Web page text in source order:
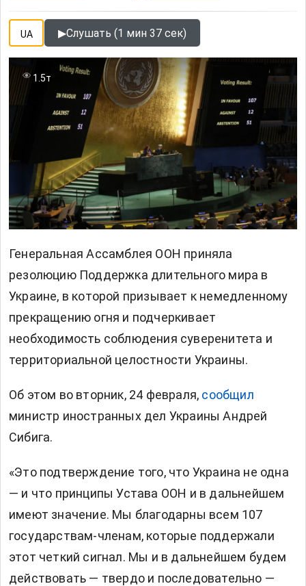
UA ▶Слушать (1 мин 37 сек)
1.5т
Генеральная Ассамблея ООН приняла
резолюцию Поддержка длительного мира в
Украине, в которой призывает к немедленному
прекращению огня и подчеркивает
необходимость соблюдения суверенитета и
территориальной целостности Украины.
Об этом во вторник, 24 февраля, сообщил
министр иностранных дел Украины Андрей
Сибига.
«Это подтверждение того, что Украина не одна
— и что принципы Устава ООН и в дальнейшем
имеют значение. Мы благодарны всем 107
государствам-членам, которые поддержали
этот четкий сигнал. Мы и в дальнейшем будем
действовать — твердо и последовательно —